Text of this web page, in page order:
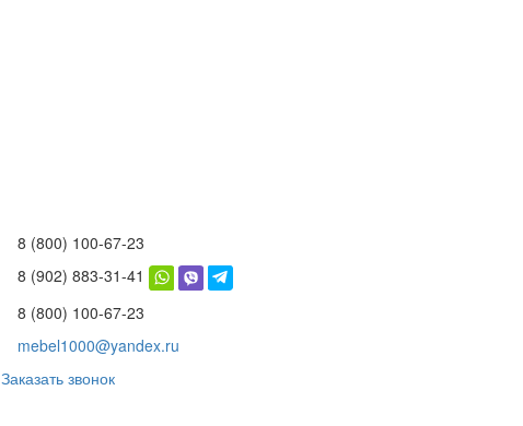
8 (800) 100-67-23
8 (902) 883-31-41
8 (800) 100-67-23
mebel1000@yandex.ru
Заказать звонок